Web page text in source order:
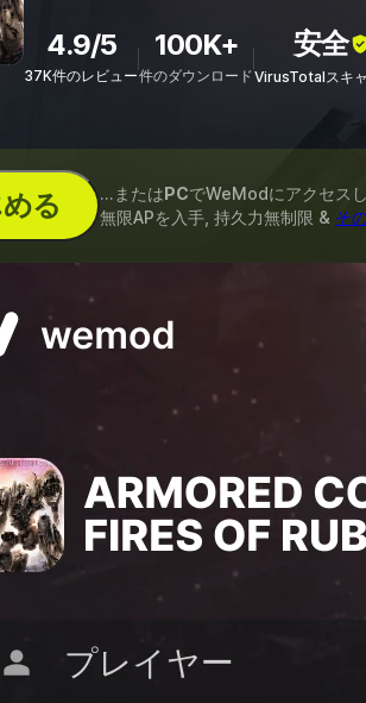
4.9/5
37K件のレビュー
100K+
件のダウンロード
安全
VirusTotalスキ
る ...またはPCでWeModにアクセス
無限APを入手, 持久力無制限 & そ